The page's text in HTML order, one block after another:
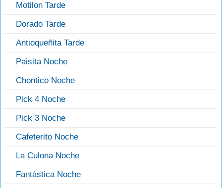
Motilon Tarde
Dorado Tarde
Antioqueñita Tarde
Paisita Noche
Chontico Noche
Pick 4 Noche
Pick 3 Noche
Cafeterito Noche
La Culona Noche
Fantástica Noche